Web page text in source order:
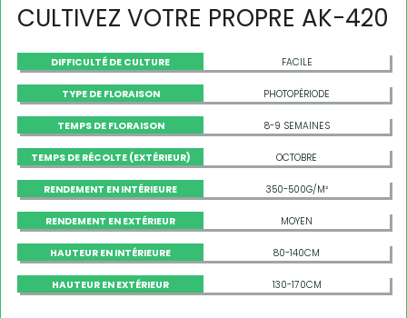
CULTIVEZ VOTRE PROPRE AK-420
DIFFICULTÉ DE CULTURE FACILE
TYPE DE FLORAISON PHOTOPÉRIODE
TEMPS DE FLORAISON 8-9 SEMAINES
TEMPS DE RÉCOLTE (EXTÉRIEUR) OCTOBRE
RENDEMENT EN INTÉRIEURE 350-500G/M²
RENDEMENT EN EXTÉRIEUR MOYEN
HAUTEUR EN INTÉRIEURE 80-140CM
HAUTEUR EN EXTÉRIEUR 130-170CM